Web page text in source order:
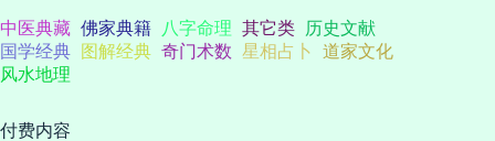
中医典藏 佛家典籍 八字命理 其它类
历史文献
国学经典
图解经典 奇门术数 星相占卜
道家文化
风水地理
付费内容